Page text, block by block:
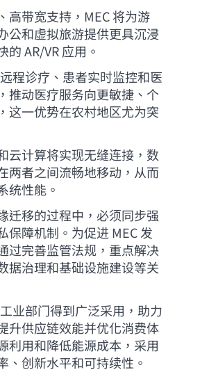
高带宽支持，MEC 将为游
公和虚拟旅游提供更具沉浸
AR/VR 应用。
程诊疗、患者实时监控和医
推动医疗服务向更敏捷、个
这一优势在农村地区尤为突
云计算将实现无缝连接，数
两者之间流畅地移动，从而
统性能。
迁移的过程中，必须同步强
保障机制。为促进 MEC 发
过完善监管法规，重点解决
据治理和基础设施建设等关
业部门得到广泛采用，助力
升供应链效能并优化消费体
利用和降低能源成本，采用
、创新水平和可持续性。